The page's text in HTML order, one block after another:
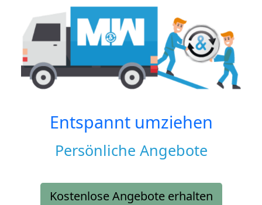
Entspannt umziehen
Persönliche Angebote
Kostenlose Angebote erhalten